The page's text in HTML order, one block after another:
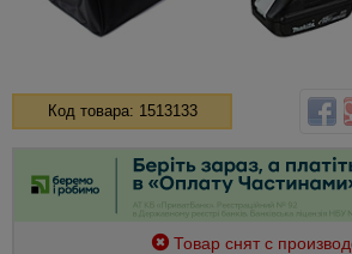
Код товара: 1513133
Товар снят с